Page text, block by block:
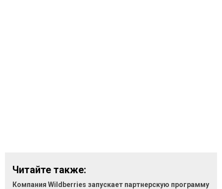
Читайте также:
Компания Wildberries запускает партнерскую программу